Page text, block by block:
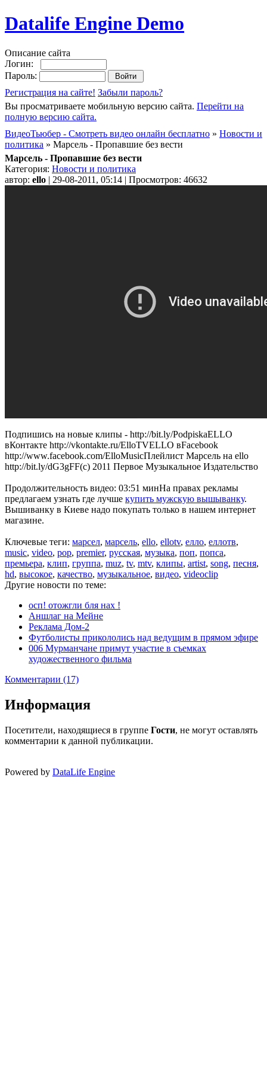
Datalife Engine Demo
Описание сайта
Логин:
Пароль:
Регистрация на сайте! Забыли пароль?
Вы просматриваете мобильную версию сайта. Перейти на
полную версию сайта.
ВидеоТьюбер - Смотреть видео онлайн бесплатно » Новости и
политика » Марсель - Пропавшие без вести
Марсель - Пропавшие без вести
Категория: Новости и политика
автор: ello | 29-08-2011, 05:14 | Просмотров: 46632
Подпишись на новые клипы - http://bit.ly/PodpiskaELLO
вКонтакте http://vkontakte.ru/ElloTVELLO вFacebook
http://www.facebook.com/ElloMusicПлейлист Марсель на ello
http://bit.ly/dG3gFF(с) 2011 Первое Музыкальное Издательство
Продолжительность видео: 03:51 минНа правах рекламы
предлагаем узнать где лучше купить мужскую вышыванку.
Вышиванку в Киеве надо покупать только в нашем интернет
магазине.
Ключевые теги: марсел, марсель, ello, ellotv, елло, еллотв,
music, video, pop, premier, русская, музыка, поп, попса,
премьера, клип, группа, muz, tv, mtv, клипы, artist, song, песня,
hd, высокое, качество, музыкальное, видео, videoclip
Другие новости по теме:
осп! отожгли бля нах !
Аншлаг на Мейне
Реклама Дом-2
Футболисты прикололись над ведущим в прямом эфире
006 Мурманчане примут участие в съемках
художественного фильма
Комментарии (17)
Информация
Посетители, находящиеся в группе Гости, не могут оставлять
комментарии к данной публикации.
Powered by DataLife Engine